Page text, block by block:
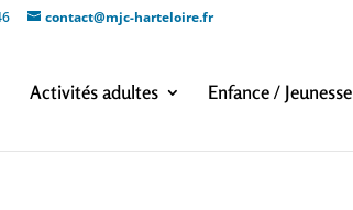
contact@mjc-harteloire.fr
Activités adultes Enfance / Jeunesse